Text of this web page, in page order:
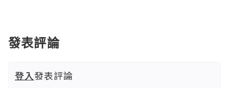
發表評論
登入發表評論